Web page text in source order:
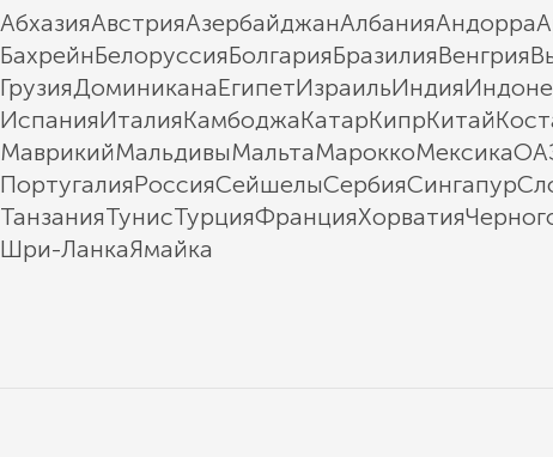
АбхазияАвстрияАзербайджанАлбанияАндорра
БахрейнБелоруссияБолгарияБразилияВенгрия
ГрузияДоминиканаЕгипетИзраильИндия
ИспанияИталияКамбоджаКатарКипрКитай
МаврикийМальдивыМальтаМароккоМексика
ПортугалияРоссияСейшелыСербияСингапур
ТанзанияТунисТурцияФранцияХорватия
Шри-ЛанкаЯмайка